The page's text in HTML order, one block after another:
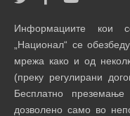
Информациите кои
„Национал“ се
мрежа како и од
(преку регулирани
Бесплатно
дозволено само во